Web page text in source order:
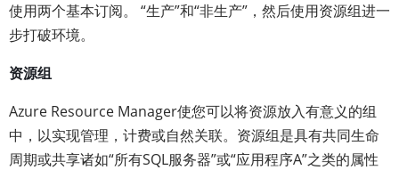
使用两个基本订阅。 “生产”和“非生产”，然后使用资源组进一
步打破环境。
资源组
Azure Resource Manager使您可以将资源放入有意义的组
中，以实现管理，计费或自然关联。资源组是具有共同生命
周期或共享诸如“所有SQL服务器”或“应用程序A”之类的属性